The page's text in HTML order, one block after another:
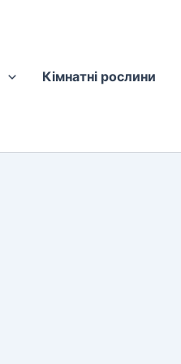
Кімнатні рослини